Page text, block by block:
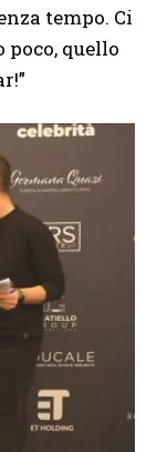
tempo. Ci
quello